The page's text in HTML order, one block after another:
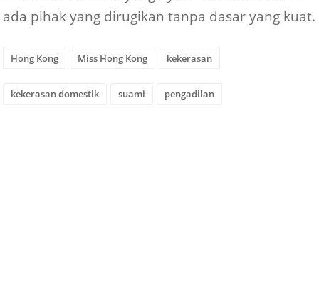
ada pihak yang dirugikan tanpa dasar yang kuat.
Hong Kong Miss Hong Kong kekerasan
kekerasan domestik suami pengadilan